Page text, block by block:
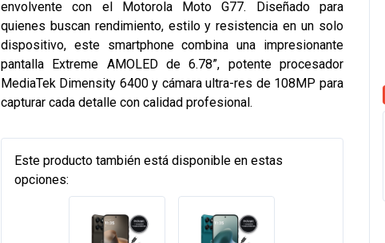
envolvente con el Motorola Moto G77. Diseñado para
quienes buscan rendimiento, estilo y resistencia en un solo
dispositivo, este smartphone combina una impresionante
pantalla Extreme AMOLED de 6.78”, potente procesador
MediaTek Dimensity 6400 y cámara ultra-res de 108MP para
capturar cada detalle con calidad profesional.
Este producto también está disponible en estas
opciones: